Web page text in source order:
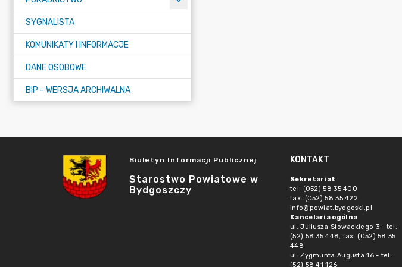
SYGNALISTA
KOMUNIKATY I INFORMACJE
DANE OSOBOWE
BIP - WERSJA ARCHIWALNA
Biuletyn Informacji Publicznej
Starostwo Powiatowe w
Bydgoszczy
KONTAKT
Sekretariat
tel. (052) 58 35 400
fax. (052) 58 35 422
info@powiat.bydgoski.pl
Kancelaria ogólna
ul. Juliusza Słowackiego 3 - tel.
(52) 58 35 448, fax. (052) 58 35
448
ul. Zygmunta Augusta 16 - tel.
(52) 58 41 126